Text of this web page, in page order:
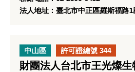
法人地址：臺北市中正區羅斯福路1
中山區 許可證編號 344
財團法人台北市王光燦